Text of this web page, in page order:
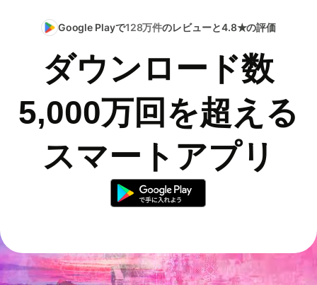
Google Playで128万件のレビューと4.8★の評価
ダウンロード数
5,000万回を超える
スマートアプリ